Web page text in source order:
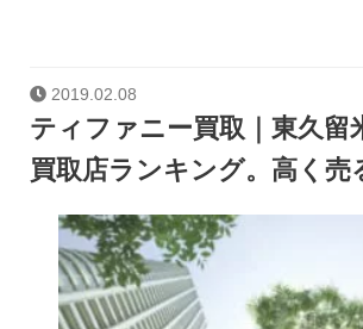
2019.02.08
ティファニー買取｜東久留
買取店ランキング。高く売